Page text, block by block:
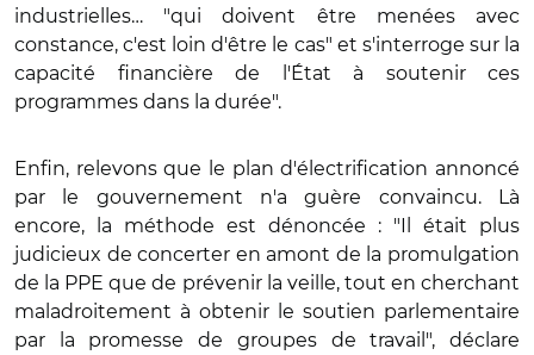
industrielles… "qui doivent être menées avec
constance, c'est loin d'être le cas" et s'interroge sur la
capacité financière de l'État à soutenir ces
programmes dans la durée".
Enfin, relevons que le plan d'électrification annoncé
par le gouvernement n'a guère convaincu. Là
encore, la méthode est dénoncée : "Il était plus
judicieux de concerter en amont de la promulgation
de la PPE que de prévenir la veille, tout en cherchant
maladroitement à obtenir le soutien parlementaire
par la promesse de groupes de travail", déclare